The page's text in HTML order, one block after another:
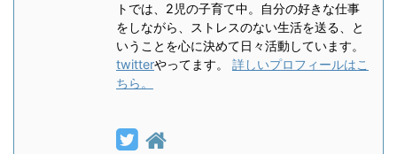
トでは、2児の子育て中。自分の好きな仕事
をしながら、ストレスのない生活を送る、と
いうことを心に決めて日々活動しています。
twitterやってます。 詳しいプロフィールはこ
ちら。